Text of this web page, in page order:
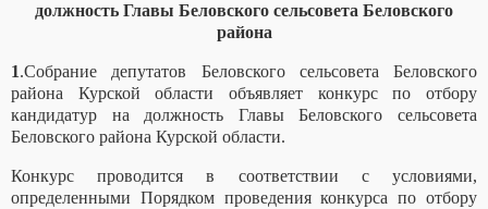
должность Главы Беловского сельсовета Беловского
района
1.Собрание депутатов Беловского сельсовета Беловского
района Курской области объявляет конкурс по отбору
кандидатур на должность Главы Беловского сельсовета
Беловского района Курской области.
Конкурс проводится в соответствии с условиями,
определенными Порядком проведения конкурса по отбору